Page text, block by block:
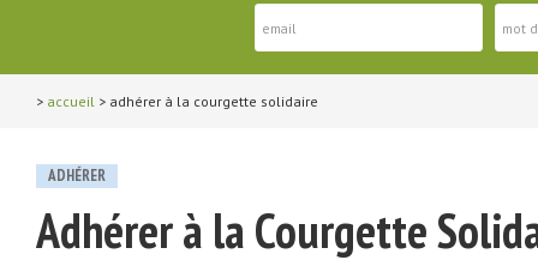
> accueil > adhérer à la courgette solidaire
ADHÉRER
Adhérer à la Courgette